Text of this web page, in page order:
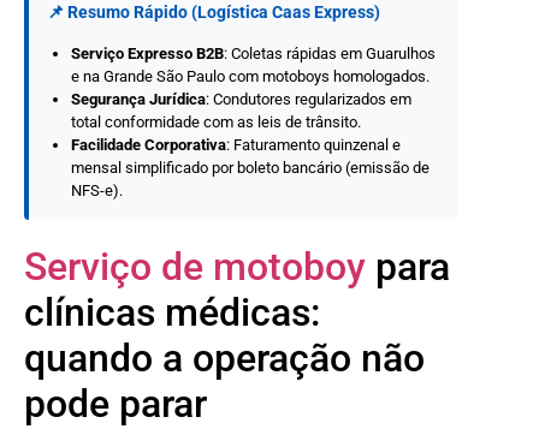
📌 Resumo Rápido (Logística Caas Express)
Serviço Expresso B2B: Coletas rápidas em Guarulhos
e na Grande São Paulo com motoboys homologados.
Segurança Jurídica: Condutores regularizados em
total conformidade com as leis de trânsito.
Facilidade Corporativa: Faturamento quinzenal e
mensal simplificado por boleto bancário (emissão de
NFS-e).
Serviço de motoboy para
clínicas médicas:
quando a operação não
pode parar